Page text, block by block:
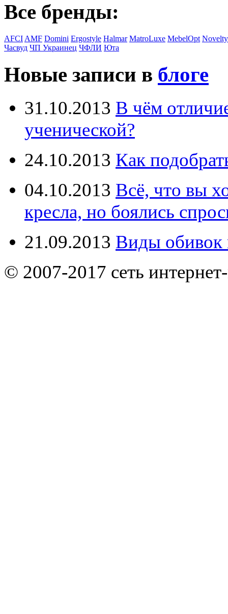
Все бренды:
AFCI AMF Domini Ergostyle Halmar MatroLuxe MebelOpt Novelty
Часвуд ЧП Украинец ЧФЛИ Юта
Новые записи в блоге
31.10.2013 В чём
ученической?
24.10.2013 Как
04.10.2013 Всё, что вы
кресла, но боялись
21.09.2013 Виды обивок
© 2007-2017 сеть